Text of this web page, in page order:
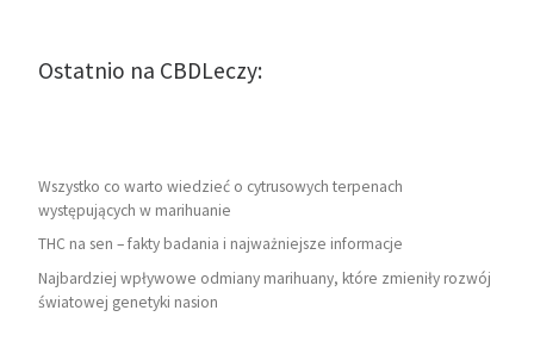
Ostatnio na CBDLeczy:
Wszystko co warto wiedzieć o cytrusowych terpenach
występujących w marihuanie
THC na sen – fakty badania i najważniejsze informacje
Najbardziej wpływowe odmiany marihuany, które zmieniły rozwój
światowej genetyki nasion